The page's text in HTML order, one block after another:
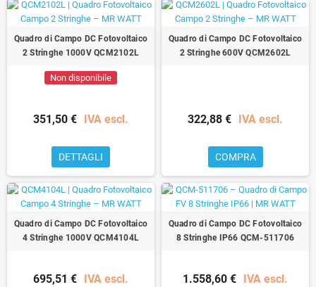
Quadro di Campo DC Fotovoltaico
2 Stringhe 1000V QCM2102L
Non disponibile
351,50 € IVA escl.
DETTAGLI
Quadro di Campo DC Fotovoltaico
2 Stringhe 600V QCM2602L
322,88 € IVA escl.
COMPRA
Quadro di Campo DC Fotovoltaico
4 Stringhe 1000V QCM4104L
695,51 € IVA escl.
Quadro di Campo DC Fotovoltaico
8 Stringhe IP66 QCM-511706
1.558,60 € IVA escl.